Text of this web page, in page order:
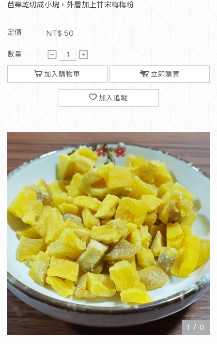
芭樂乾切成小塊，外層加上甘宋梅梅粉
定價 NT$ 50
數量
加入購物車 立即購買
加入追蹤
1 / 0